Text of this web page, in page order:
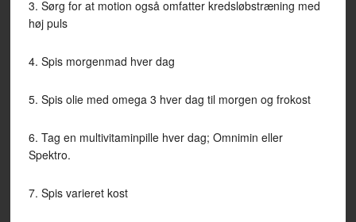
3. Sørg for at motion også omfatter kredsløbstræning med
høj puls
4. Spis morgenmad hver dag
5. Spis olie med omega 3 hver dag til morgen og frokost
6. Tag en multivitaminpille hver dag; Omnimin eller
Spektro.
7. Spis varieret kost